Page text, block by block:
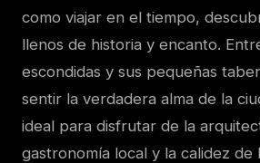
como viajar en el tiempo,
llenos de historia y encanto.
escondidas y sus pequeñas
sentir la verdadera alma de la
ideal para disfrutar de la
gastronomía local y la calidez de